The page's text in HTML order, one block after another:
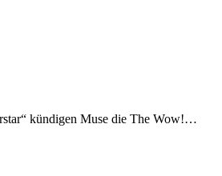
kündigen Muse die The Wow!…